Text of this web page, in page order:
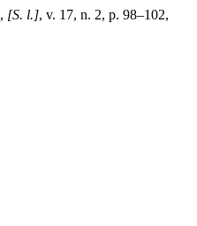
, [S. l.], v. 17, n. 2, p. 98–102,